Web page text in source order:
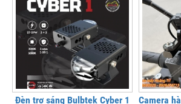
Đèn trợ sáng Bulbtek Cyber 1 Camera